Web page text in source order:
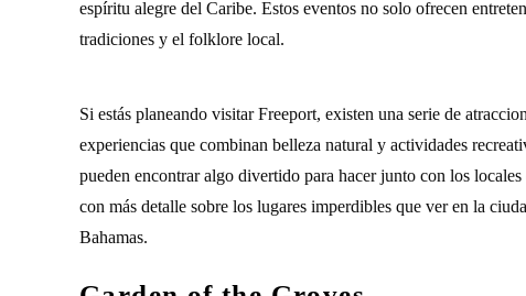
espíritu alegre del Caribe. Estos eventos no solo ofrecen
tradiciones y el folklore local.
Si estás planeando visitar Freeport, existen una serie de
experiencias que combinan belleza natural y actividades
pueden encontrar algo divertido para hacer junto con los
con más detalle sobre los lugares imperdibles que ver en la
Bahamas.